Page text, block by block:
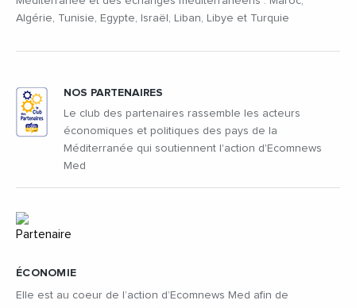
Algérie, Tunisie, Egypte, Israël, Liban, Libye et Turquie
ÉCONOMIE
Elle est au coeur de l’action d’Ecomnews Med afin de
NOS PARTENAIRES
Le club des partenaires rassemble les acteurs
économiques et politiques des pays de la
Méditerranée qui soutiennent l'action d'Ecomnews
Med